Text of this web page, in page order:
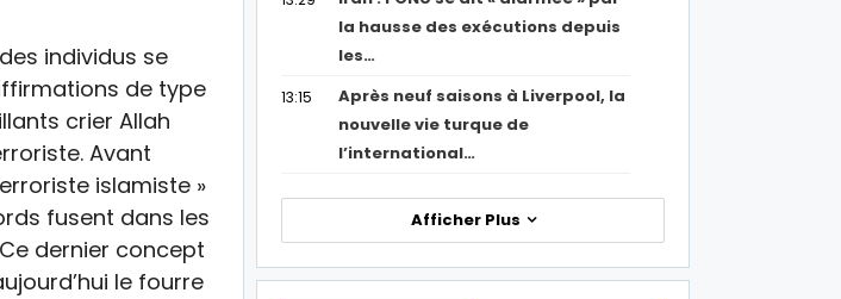
individus se
de type
crier Allah
Avant
islamiste »
fusent dans les
dernier concept
le fourre
la hausse des exécutions depuis
les…
13:15
Après neuf saisons à Liverpool, la
nouvelle vie turque de
l’international…
Afficher Plus